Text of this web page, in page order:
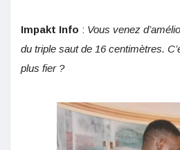
Impakt Info : Vous venez
du triple sautde 16 centimètres.
plus fier ?